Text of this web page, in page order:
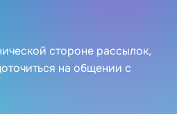
стороне рассылок,
на общении с